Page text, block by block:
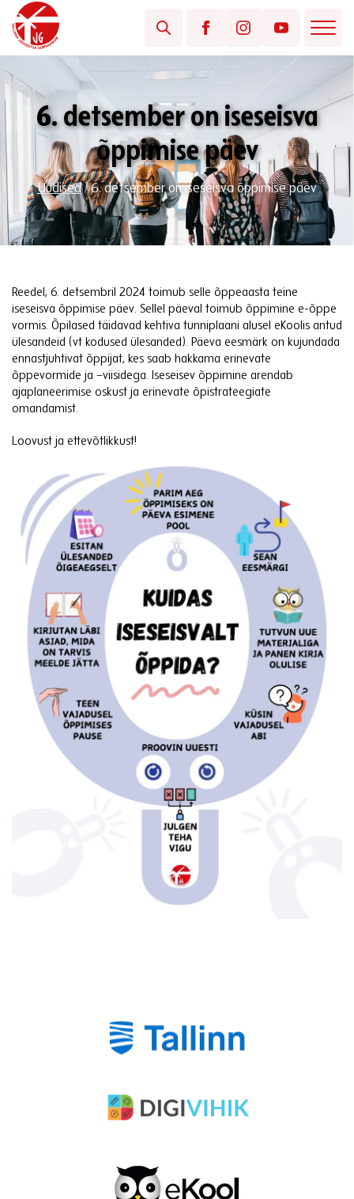
6. detsember on iseseisva
õppimise päev
Uudised/6. detsember on iseseisva õppimise päev
Reedel, 6. detsembril 2024 toimub selle õppeaasta teine
iseseisva õppimise päev. Sellel päeval toimub õppimine e-õppe
vormis. Õpilased täidavad kehtiva tunniplaani alusel eKoolis antud
ülesandeid (vt kodused ülesanded). Päeva eesmärk on kujundada
ennastjuhtivat õppijat, kes saab hakkama erinevate
õppevormide ja –viisidega. Iseseisev õppimine arendab
ajaplaneerimise oskust ja erinevate õpistrateegiate
omandamist.
Loovust ja ettevõtlikkust!